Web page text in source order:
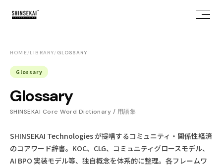
お問い合わせ
XNOTEWANTEDLY
HOME/LIBRARY/ GLOSSARY
Glossary
Glossary
SHINSEKAI Core Word Dictionary / 用語集
SHINSEKAI Technologies が提唱するコミュニティ・関係性経済
のコアワード辞書。KOC、CLG、コミュニティグロースモデル、
AI BPO 実装モデル等、独自概念を体系的に整理。各フレームワ